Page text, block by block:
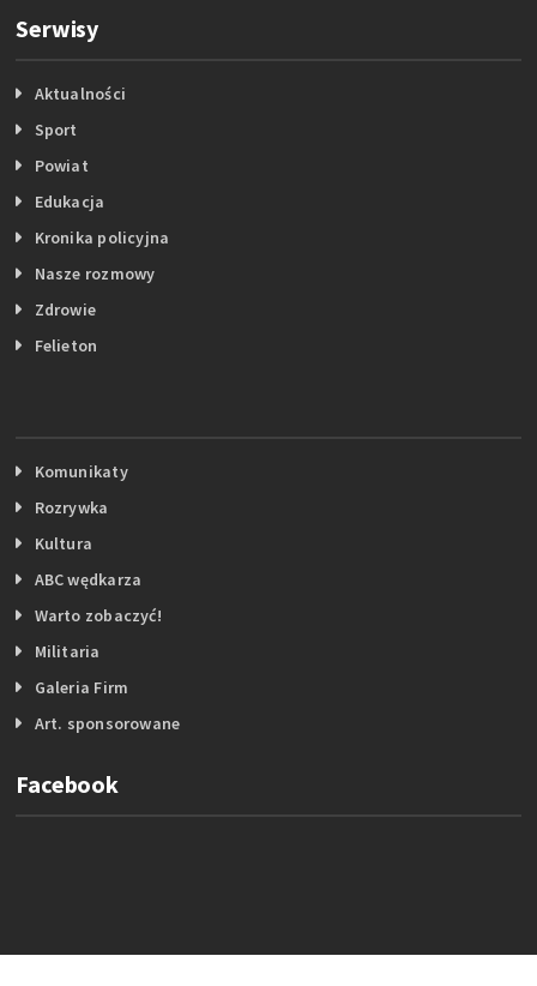
Serwisy
Aktualności
Sport
Powiat
Edukacja
Kronika policyjna
Nasze rozmowy
Zdrowie
Felieton
Komunikaty
Rozrywka
Kultura
ABC wędkarza
Warto zobaczyć!
Militaria
Galeria Firm
Art. sponsorowane
Facebook